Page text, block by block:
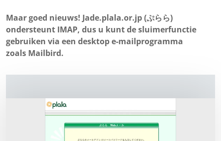
Maar goed nieuws! Jade.plala.or.jp (ぷらら)
ondersteunt IMAP, dus u kunt de sluimerfunctie
gebruiken via een desktop e-mailprogramma
zoals Mailbird.